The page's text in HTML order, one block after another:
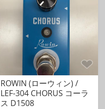
ROWIN (ローウィン) /
LEF-304 CHORUS コーラ
ス D1508